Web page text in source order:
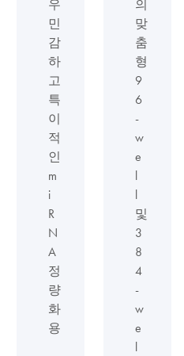
우
민
감
하
고
특
이
적
인
m
i
R
N
A
정
량
화
용
의
맞
춤
형
9
6
-
w
e
l
l
및
3
8
4
-
w
e
l